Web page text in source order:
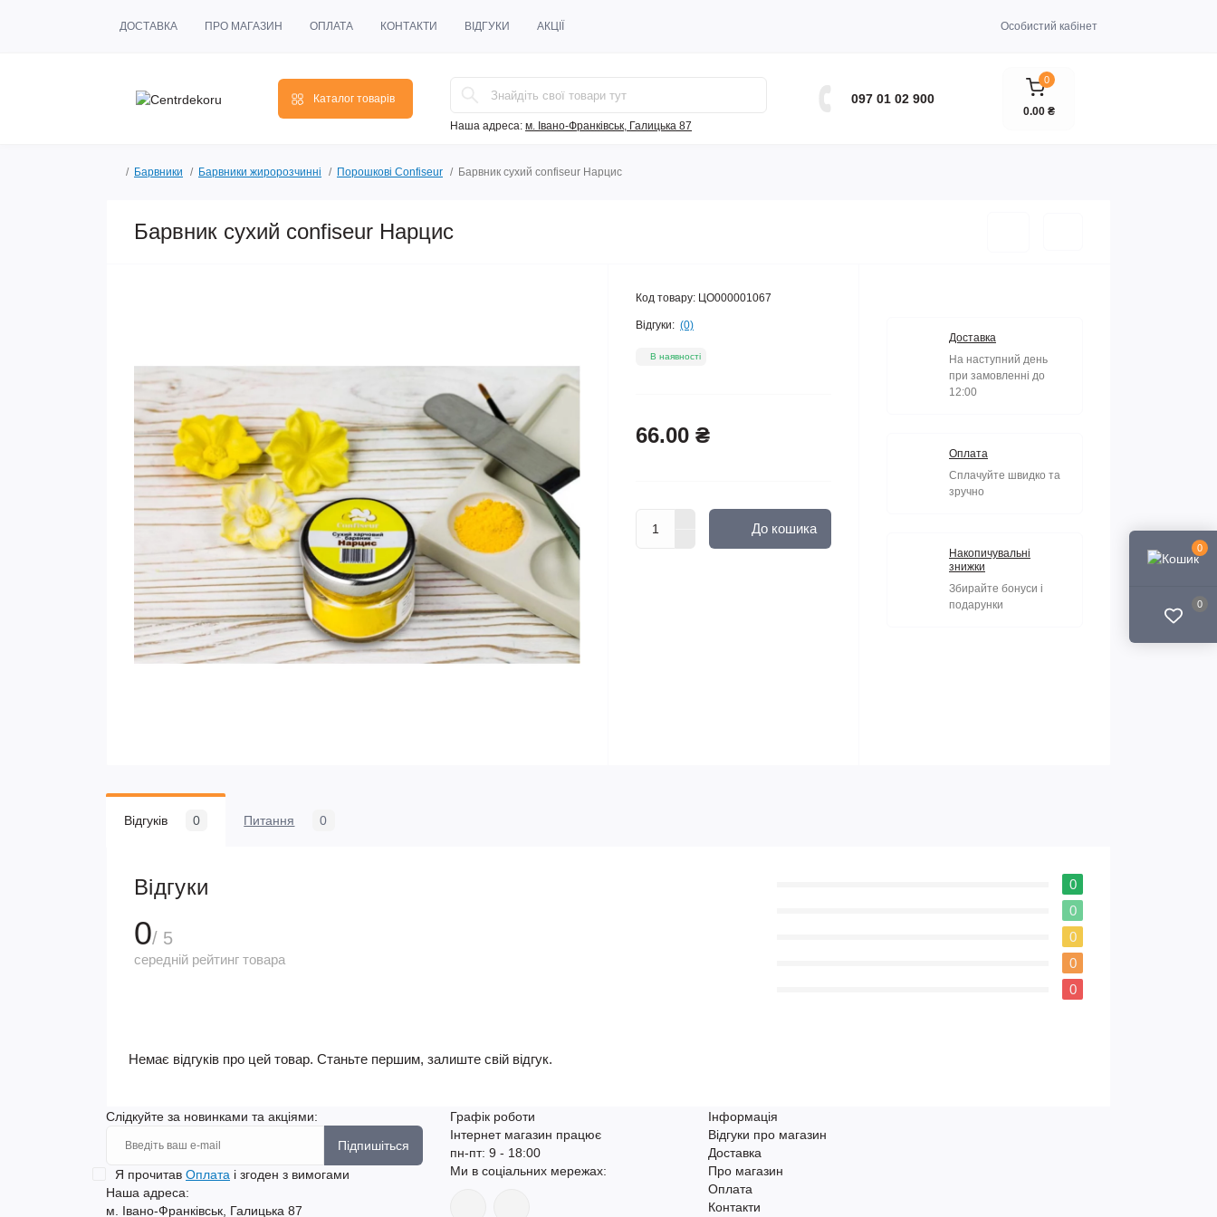
0
0
ДОСТАВКА ПРО МАГАЗИН ОПЛАТА КОНТАКТИ ВІДГУКИ АКЦІЇ Особистий кабінет
Каталог товарів
Наша адреса: м. Івано-Франківськ, Галицька 87
097 01 02 900
0
0.00 ₴
Барвники Барвники жиророзчинні Порошкові Confiseur Барвник сухий confiseur Нарцис
Барвник сухий confiseur Нарцис
Код товару: ЦО000001067
Відгуки: (0)
В наявності
66.00 ₴
До кошика
Доставка
На наступний день
при замовленні до
12:00
Оплата
Сплачуйте швидко та
зручно
Накопичувальні
знижки
Збирайте бонуси і
подарунки
Відгуків 0 Питання 0
Відгуки
0/ 5
середній рейтинг товара
0
0
0
0
0
Немає відгуків про цей товар. Станьте першим, залиште свій відгук.
Слідкуйте за новинками та акціями:
Підпишіться
Я прочитав Оплата і згоден з вимогами
Наша адреса:
м. Івано-Франківськ, Галицька 87
Графік роботи
Інтернет магазин працює
пн-пт: 9 - 18:00
Ми в соціальних мережах:
Інформація
Відгуки про магазин
Доставка
Про магазин
Оплата
Контакти